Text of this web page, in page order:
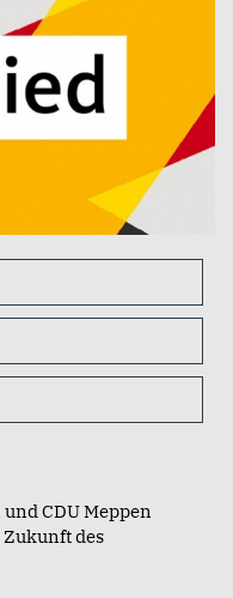
CDU Meppen
des